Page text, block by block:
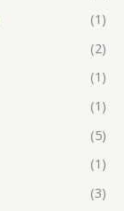
(1)
(2)
(1)
(1)
(5)
(1)
(3)